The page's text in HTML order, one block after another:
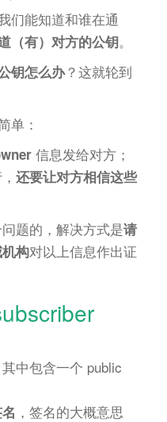
们能知道和谁在通
（有）对方的公钥。
钥怎么办？这就轮到
单：
信息发给对方；
还要让对方相信这些
题的，解决方式是请
构对以上信息作出证
中包含一个 public
，签名的大概意思